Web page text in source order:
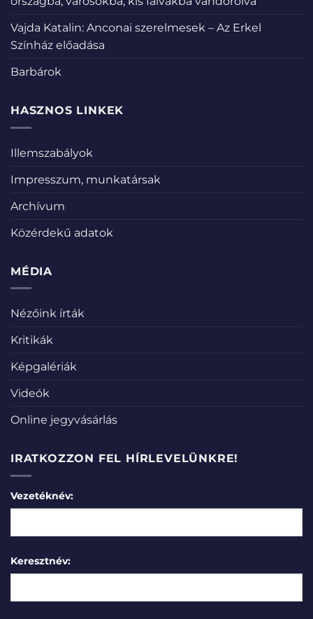
Vajda Katalin: Anconai szerelmesek – Az Erkel
Színház előadása
Barbárok
HASZNOS LINKEK
Illemszabályok
Impresszum, munkatársak
Archívum
Közérdekű adatok
MÉDIA
Nézőink írták
Kritikák
Képgalériák
Videók
Online jegyvásárlás
IRATKOZZON FEL HÍRLEVELÜNKRE!
Vezetéknév:
Keresztnév: